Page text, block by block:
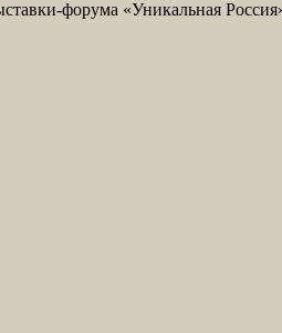
форума «Уникальная